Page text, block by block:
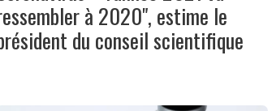
à 2020", estime le
du conseil scientifique